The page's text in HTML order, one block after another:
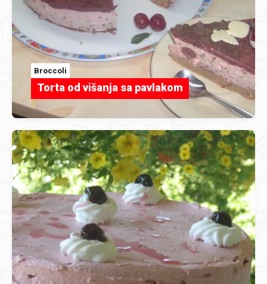
Broccoli
Torta od višanja sa pavlakom